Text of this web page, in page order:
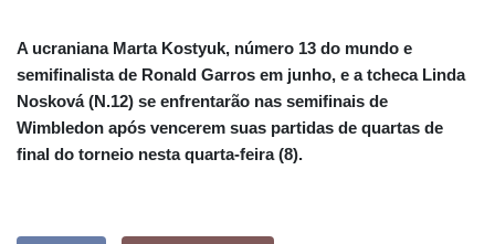
A ucraniana Marta Kostyuk, número 13 do mundo e
semifinalista de Ronald Garros em junho, e a tcheca Linda
Nosková (N.12) se enfrentarão nas semifinais de
Wimbledon após vencerem suas partidas de quartas de
final do torneio nesta quarta-feira (8).